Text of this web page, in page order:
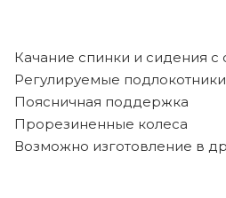
Качание спинки и сидения
Регулируемые подлокотники
Поясничная поддержка
Прорезиненные колеса
Возможно изготовление в